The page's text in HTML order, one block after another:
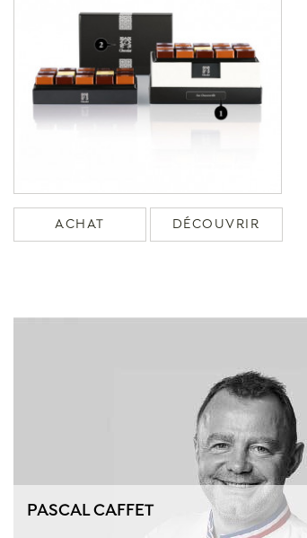
ACHAT DÉCOUVRIR
PASCAL CAFFET